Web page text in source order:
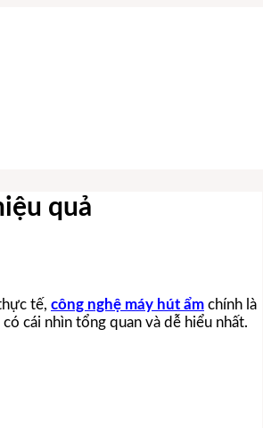
quả
tế, công nghệ máy hút ẩm chính là
cái nhìn tổng quan và dễ hiểu nhất.